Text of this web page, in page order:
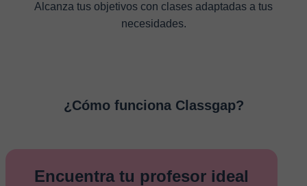
Alcanza tus objetivos con clases adaptadas a tus
necesidades.
¿Cómo funciona Classgap?
Encuentra tu profesor ideal